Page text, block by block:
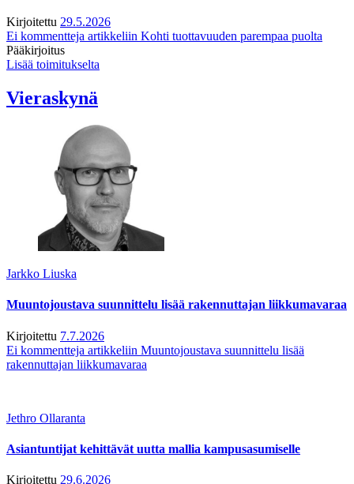
Kirjoitettu 29.5.2026
Ei kommentteja artikkeliin Kohti tuottavuuden parempaa puolta
Pääkirjoitus
Lisää toimitukselta
Vieraskynä
Jarkko Liuska
Muuntojoustava suunnittelu lisää rakennuttajan liikkumavaraa
Kirjoitettu 7.7.2026
Ei kommentteja artikkeliin Muuntojoustava suunnittelu lisää
rakennuttajan liikkumavaraa
Jethro Ollaranta
Asiantuntijat kehittävät uutta mallia kampusasumiselle
Kirjoitettu 29.6.2026